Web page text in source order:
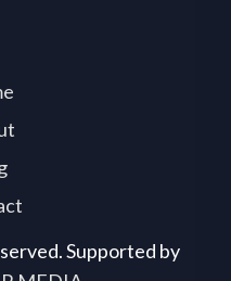
Supported by